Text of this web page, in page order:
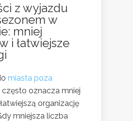
z wyjazdu
w
mniej
i łatwiejsze
miasta poza
często oznacza mniej
organizację
mniejsza liczba